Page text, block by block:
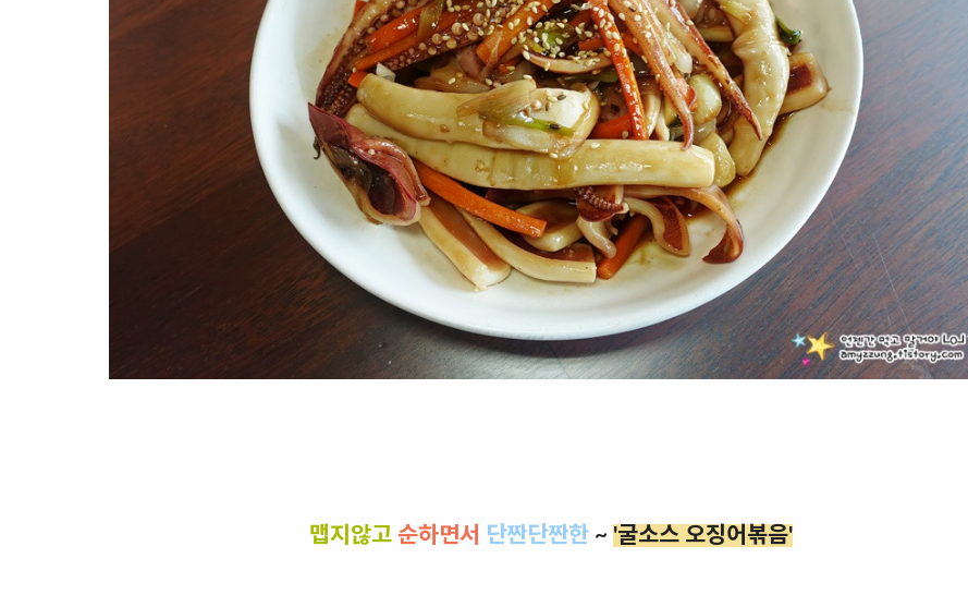
맵지않고 순하면서 단짠단짠한 ~ '굴소스 오징어볶음'